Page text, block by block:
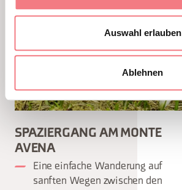
Auswahl erlauben
Ablehnen
SPAZIERGANG AM MONTE
AVENA
Eine einfache Wanderung auf
sanften Wegen zwischen den